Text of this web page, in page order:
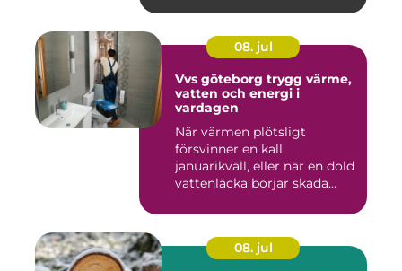
08. jul
Vvs göteborg trygg värme,
vatten och energi i
vardagen
När värmen plötsligt
försvinner en kall
januarikväll, eller när en dold
vattenläcka börjar skada
08. jul